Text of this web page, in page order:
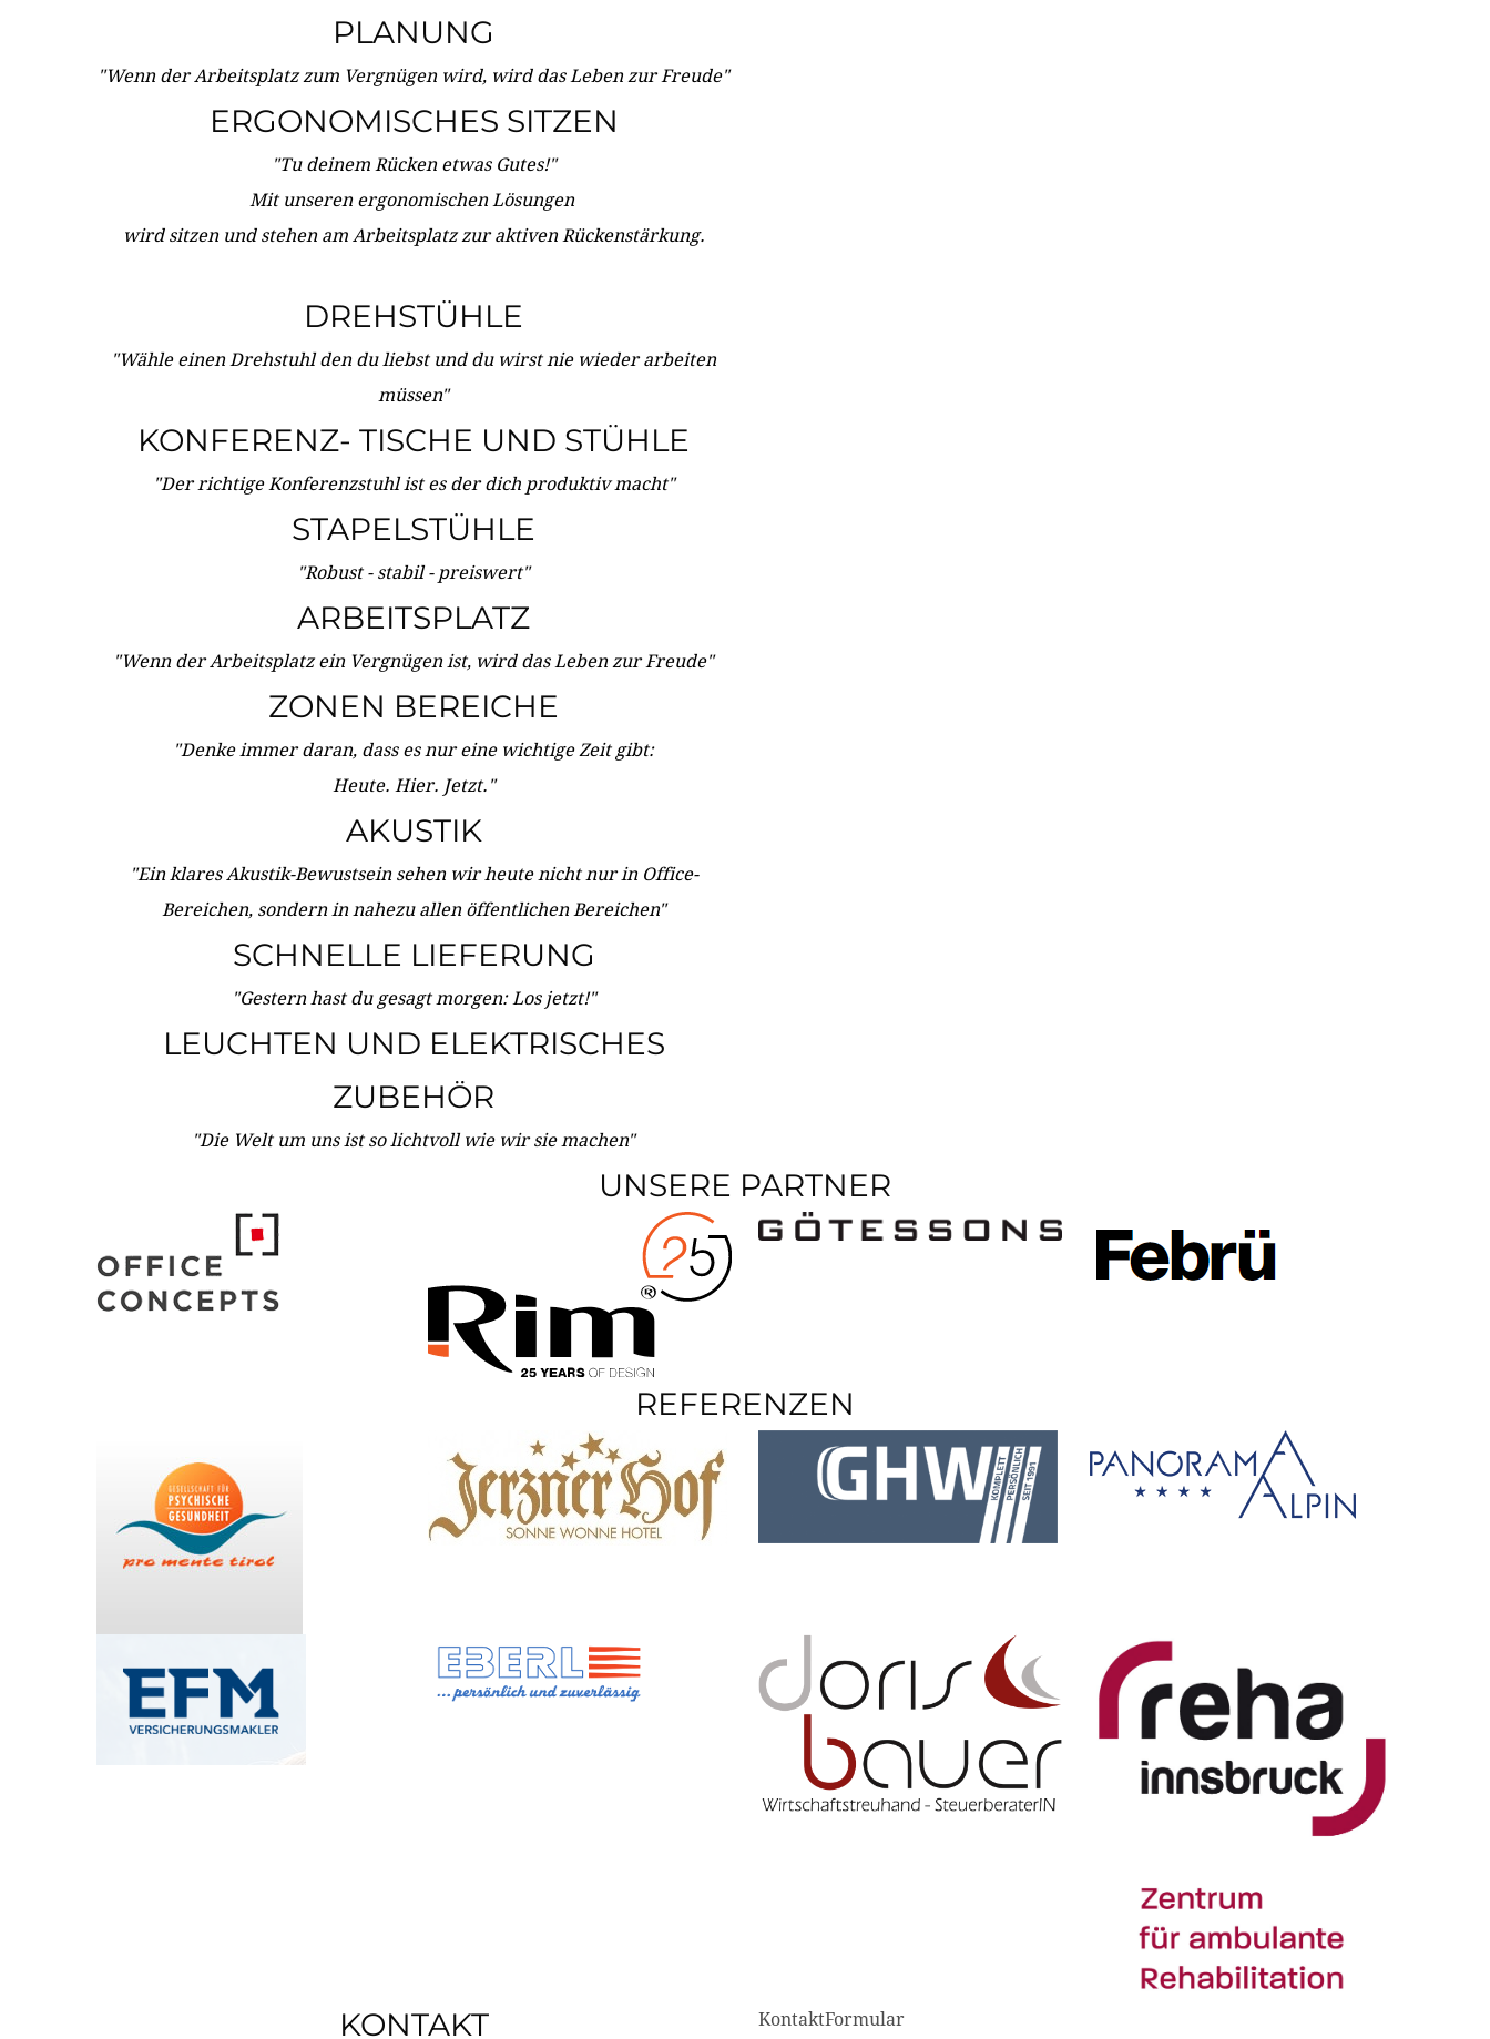
PLANUNG
"Wenn der Arbeitsplatz zum Vergnügen wird, wird das Leben zur Freude"
ERGONOMISCHES SITZEN
"Tu deinem Rücken etwas Gutes!"
Mit unseren ergonomischen Lösungen
wird sitzen und stehen am Arbeitsplatz zur aktiven Rückenstärkung.
DREHSTÜHLE
"Wähle einen Drehstuhl den du liebst und du wirst nie wieder arbeiten
müssen"
KONFERENZ- TISCHE UND STÜHLE
"Der richtige Konferenzstuhl ist es der dich produktiv macht"
STAPELSTÜHLE
"Robust - stabil - preiswert"
ARBEITSPLATZ
"Wenn der Arbeitsplatz ein Vergnügen ist, wird das Leben zur Freude"
ZONEN BEREICHE
"Denke immer daran, dass es nur eine wichtige Zeit gibt:
Heute. Hier. Jetzt."
AKUSTIK
"Ein klares Akustik-Bewustsein sehen wir heute nicht nur in Office-
Bereichen, sondern in nahezu allen öffentlichen Bereichen"
SCHNELLE LIEFERUNG
"Gestern hast du gesagt morgen: Los jetzt!"
LEUCHTEN UND ELEKTRISCHES
ZUBEHÖR
"Die Welt um uns ist so lichtvoll wie wir sie machen"
UNSERE PARTNER
REFERENZEN
KONTAKT KontaktFormular